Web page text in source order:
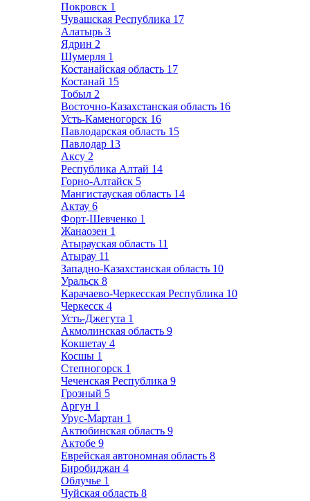
Покровск 1
Чувашская Республика 17
Алатырь 3
Ядрин 2
Шумерля 1
Костанайская область 17
Костанай 15
Тобыл 2
Восточно-Казахстанская область 16
Усть-Каменогорск 16
Павлодарская область 15
Павлодар 13
Аксу 2
Республика Алтай 14
Горно-Алтайск 5
Мангистауская область 14
Актау 6
Форт-Шевченко 1
Жанаозен 1
Атырауская область 11
Атырау 11
Западно-Казахстанская область 10
Уральск 8
Карачаево-Черкесская Республика 10
Черкесск 4
Усть-Джегута 1
Акмолинская область 9
Кокшетау 4
Косшы 1
Степногорск 1
Чеченская Республика 9
Грозный 5
Аргун 1
Урус-Мартан 1
Актюбинская область 9
Актобе 9
Еврейская автономная область 8
Биробиджан 4
Облучье 1
Чуйская область 8